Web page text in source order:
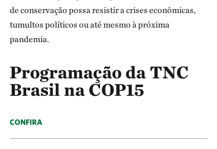
de conservação possa resistir a crises econômicas,
tumultos políticos ou até mesmo à próxima
pandemia.
Programação da TNC
Brasil na COP15
CONFIRA